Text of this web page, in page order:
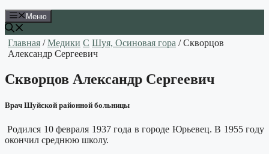
Меню
Главная /Медики С Шуя, Осиновая гора / Скворцов
Александр Сергеевич
Скворцов Александр Сергеевич
Врач Шуйской районной больницы
Родился 10 февраля 1937 года в городе Юрьевец. В 1955 году
окончил среднюю школу.